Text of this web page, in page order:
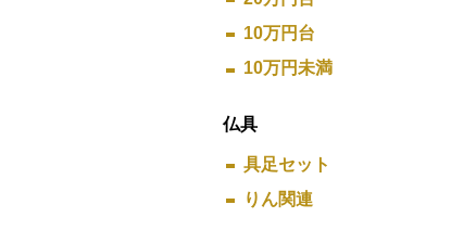
10万円台
10万円未満
仏具
具足セット
りん関連